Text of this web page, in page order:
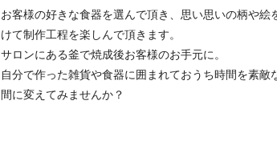
お客様の好きな食器を選んで頂き、思い思いの柄や絵
けて制作工程を楽しんで頂きます。
サロンにある釜で焼成後お客様のお手元に。
自分で作った雑貨や食器に囲まれておうち時間を素敵
間に変えてみませんか？